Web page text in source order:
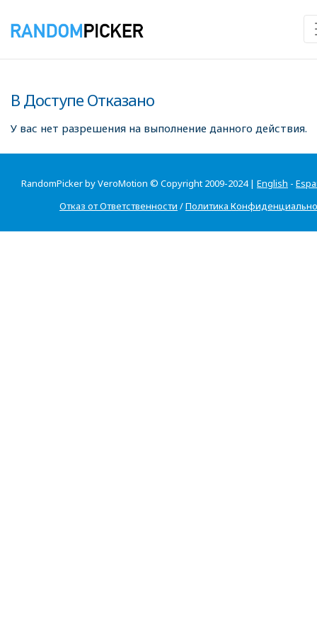
В Доступе Отказано
У вас нет разрешения на выполнение данного действия.
RandomPicker by VeroMotion © Copyright 2009-2024 | English -
Отказ от Ответственности /Политика